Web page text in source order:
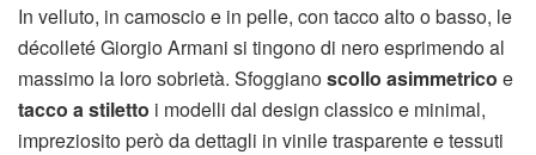
In velluto, in camoscio e in pelle, con tacco alto o basso, le
décolleté Giorgio Armani si tingono di nero esprimendo al
massimo la loro sobrietà. Sfoggianoscollo asimmetrico e
tacco a stiletto i modelli dal design classico e minimal,
impreziosito però da dettagli in vinile trasparente e tessuti